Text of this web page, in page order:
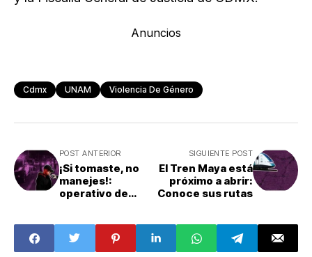
Anuncios
Cdmx UNAM Violencia De Género
POST ANTERIOR
¡Si tomaste, no
manejes!:
operativo de
SIGUIENTE POST
El Tren Maya está
próximo a abrir:
Conoce sus rutas